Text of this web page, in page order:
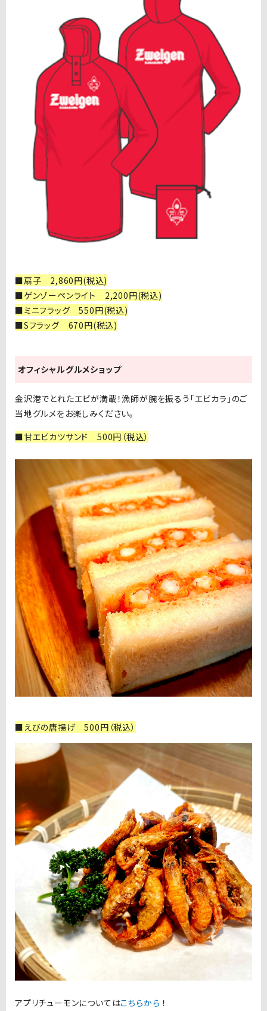
■扇子 2,860円(税込)
■ゲンゾーペンライト 2,200円(税込)
■ミニフラッグ 550円(税込)
■Sフラッグ 670円(税込)
オフィシャルグルメショップ
金沢港でとれたエビが満載！漁師が腕を振るう「エビカラ」のご
当地グルメをお楽しみください。
■甘エビカツサンド 500円（税込）
■えびの唐揚げ 500円（税込）
アプリチューモンについてはこちらから ！